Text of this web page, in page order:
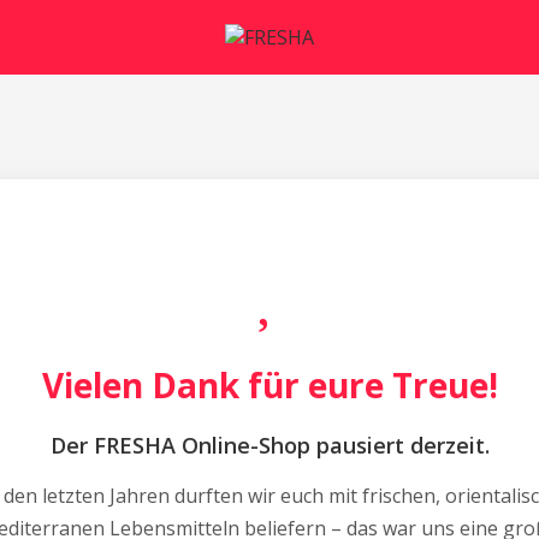
Vielen Dank für eure Treue!
Der FRESHA Online-Shop pausiert derzeit.
den letzten Jahren durften wir euch mit frischen,
Lebensmitteln beliefern – das war uns eine